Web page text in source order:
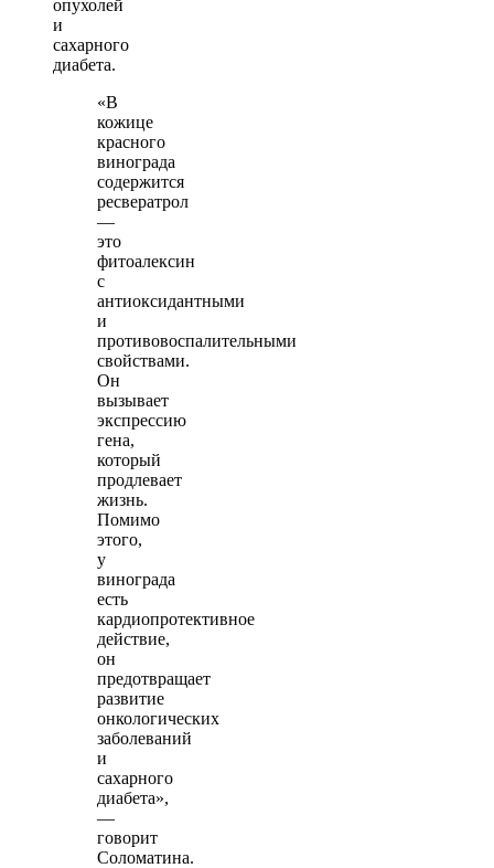
опухолей
и
сахарного
диабета.
«В
кожице
красного
винограда
содержится
ресвератрол
—
это
фитоалексин
с
антиоксидантными
и
противовоспалительными
свойствами.
Он
вызывает
экспрессию
гена,
который
продлевает
жизнь.
Помимо
этого,
у
винограда
есть
кардиопротективное
действие,
он
предотвращает
развитие
онкологических
заболеваний
и
сахарного
диабета»,
—
говорит
Соломатина.